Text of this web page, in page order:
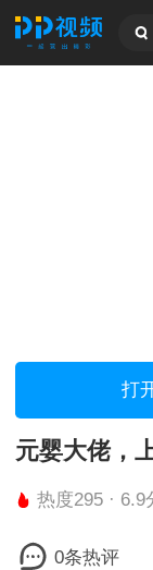
打
元婴大佬，
热度295 · 6.9
0条热评